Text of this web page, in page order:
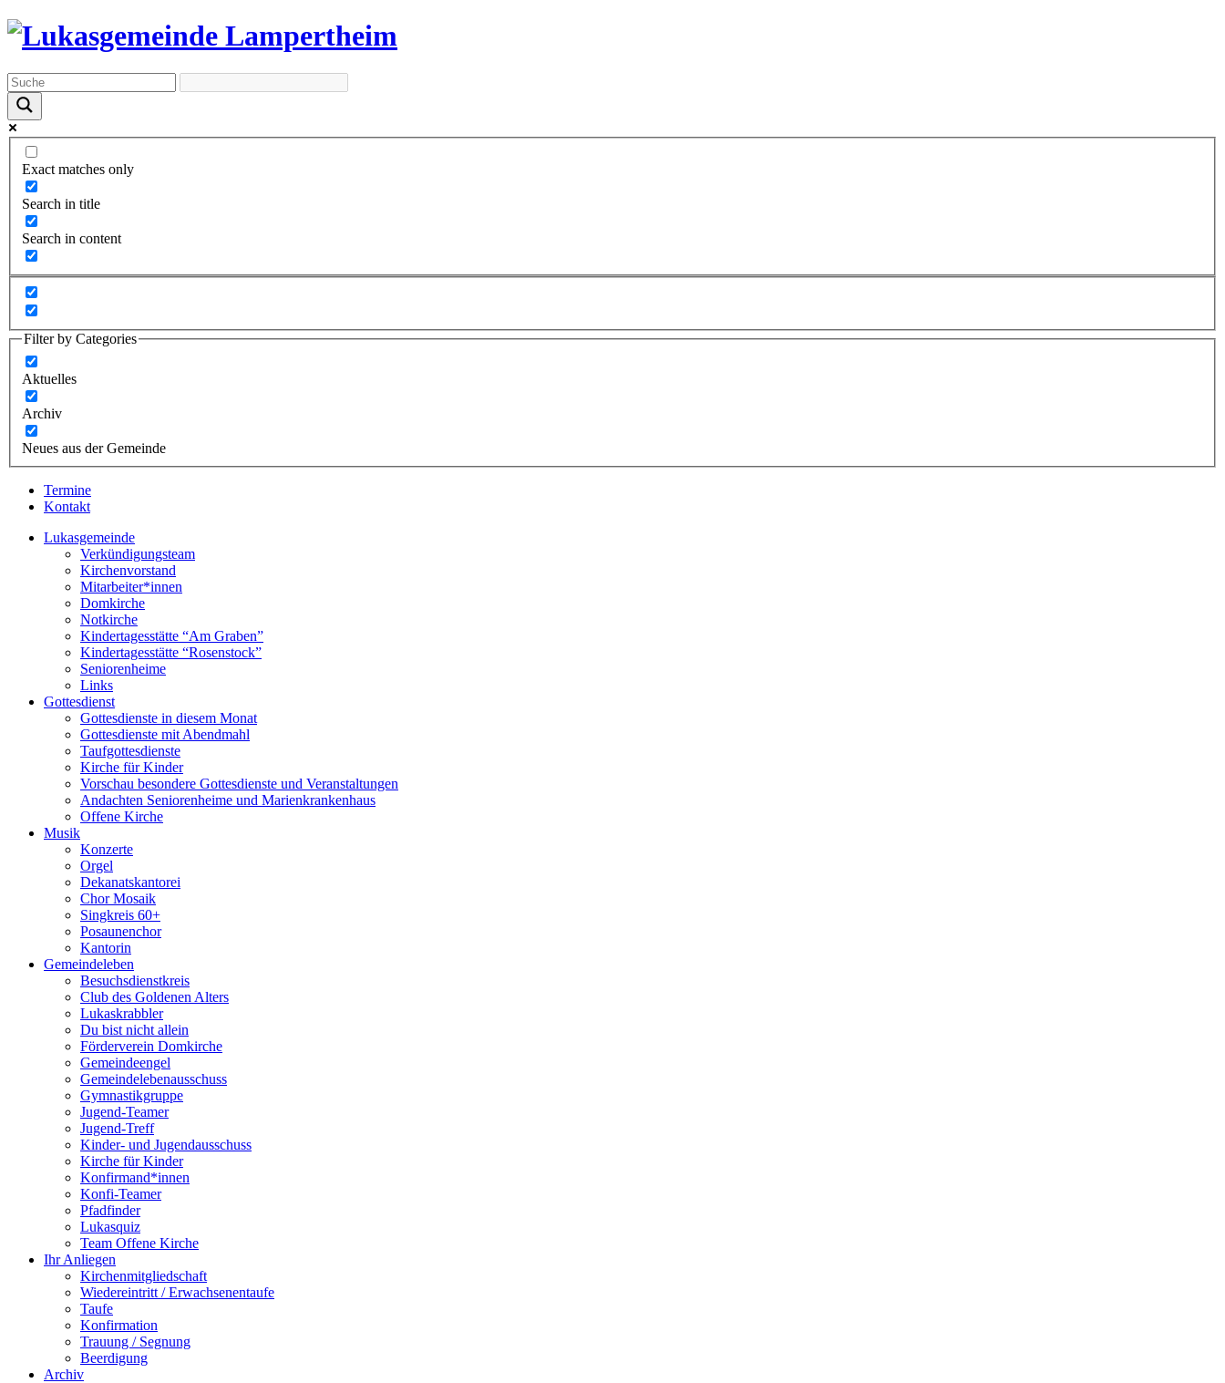
Exact matches only
Search in title
Search in content
Filter by Categories
Aktuelles
Archiv
Neues aus der Gemeinde
Termine
Kontakt
Lukasgemeinde
Verkündigungsteam
Kirchenvorstand
Mitarbeiter*innen
Domkirche
Notkirche
Kindertagesstätte “Am Graben”
Kindertagesstätte “Rosenstock”
Seniorenheime
Links
Gottesdienst
Gottesdienste in diesem Monat
Gottesdienste mit Abendmahl
Taufgottesdienste
Kirche für Kinder
Vorschau besondere Gottesdienste und Veranstaltungen
Andachten Seniorenheime und Marienkrankenhaus
Offene Kirche
Musik
Konzerte
Orgel
Dekanatskantorei
Chor Mosaik
Singkreis 60+
Posaunenchor
Kantorin
Gemeindeleben
Besuchsdienstkreis
Club des Goldenen Alters
Lukaskrabbler
Du bist nicht allein
Förderverein Domkirche
Gemeindeengel
Gemeindelebenausschuss
Gymnastikgruppe
Jugend-Teamer
Jugend-Treff
Kinder- und Jugendausschuss
Kirche für Kinder
Konfirmand*innen
Konfi-Teamer
Pfadfinder
Lukasquiz
Team Offene Kirche
Ihr Anliegen
Kirchenmitgliedschaft
Wiedereintritt / Erwachsenentaufe
Taufe
Konfirmation
Trauung / Segnung
Beerdigung
Archiv